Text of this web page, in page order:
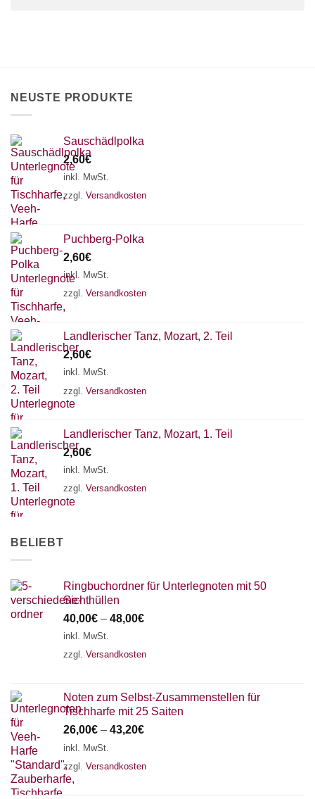
NEUSTE PRODUKTE
Sauschädlpolka
2,60€
inkl. MwSt.
zzgl. Versandkosten
Puchberg-Polka
2,60€
inkl. MwSt.
zzgl. Versandkosten
Landlerischer Tanz, Mozart, 2. Teil
2,60€
inkl. MwSt.
zzgl. Versandkosten
Landlerischer Tanz, Mozart, 1. Teil
2,60€
inkl. MwSt.
zzgl. Versandkosten
BELIEBT
Ringbuchordner für Unterlegnoten mit 50
Sichthüllen
40,00€ – 48,00€
inkl. MwSt.
zzgl. Versandkosten
Noten zum Selbst-Zusammenstellen für
Tischharfe mit 25 Saiten
26,00€ – 43,20€
inkl. MwSt.
zzgl. Versandkosten